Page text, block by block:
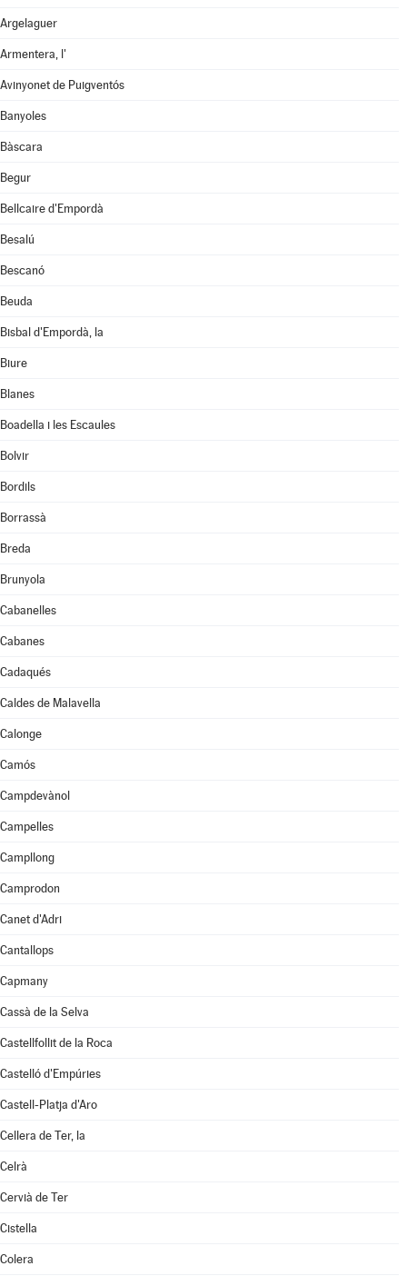
Argelaguer
Armentera, l'
Avinyonet de Puigventós
Banyoles
Bàscara
Begur
Bellcaire d'Empordà
Besalú
Bescanó
Beuda
Bisbal d'Empordà, la
Biure
Blanes
Boadella i les Escaules
Bolvir
Bordils
Borrassà
Breda
Brunyola
Cabanelles
Cabanes
Cadaqués
Caldes de Malavella
Calonge
Camós
Campdevànol
Campelles
Campllong
Camprodon
Canet d'Adri
Cantallops
Capmany
Cassà de la Selva
Castellfollit de la Roca
Castelló d'Empúries
Castell-Platja d'Aro
Cellera de Ter, la
Celrà
Cervià de Ter
Cistella
Colera